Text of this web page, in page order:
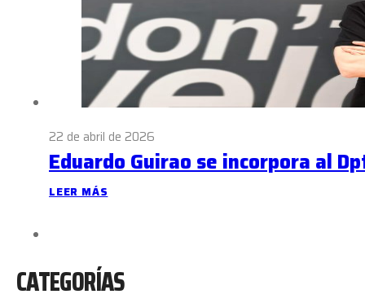
22 de abril de 2026
Eduardo Guirao se incorpora al
LEER MÁS
CATEGORÍAS